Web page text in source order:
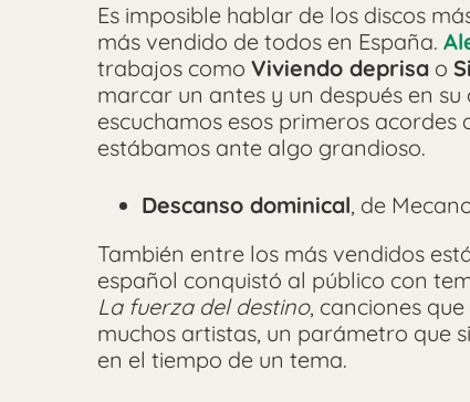
Es imposible hablar de los discos
más vendido de todos en España.
trabajos como Viviendo deprisa o
marcar un antes y un después en
escuchamos esos primeros acordes
estábamos ante algo grandioso.
Descanso dominical, de
También entre los más vendidos
español conquistó al público con
La fuerza del destino, canciones
muchos artistas, un parámetro que
en el tiempo de un tema.